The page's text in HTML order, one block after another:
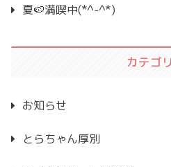
夏🍉満喫中(*^-^*)
カテゴ
お知らせ
とらちゃん厚別